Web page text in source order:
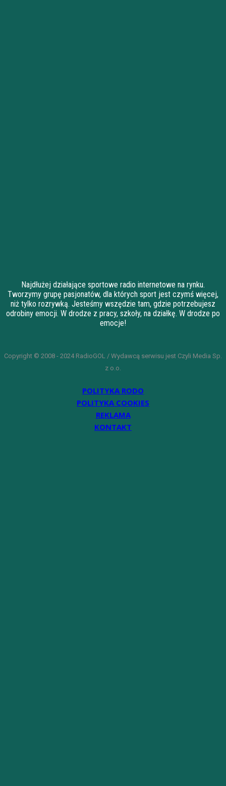
Najdłużej działające sportowe radio internetowe na rynku.
Tworzymy grupę pasjonatów, dla których sport jest czymś więcej,
niż tylko rozrywką. Jesteśmy wszędzie tam, gdzie potrzebujesz
odrobiny emocji. W drodze z pracy, szkoły, na działkę. W drodze po
emocje!
Copyright © 2008 - 2024 RadioGOL / Wydawcą serwisu jest Czyli Media Sp.
z o.o.
POLITYKA RODO
POLITYKA COOKIES
REKLAMA
KONTAKT